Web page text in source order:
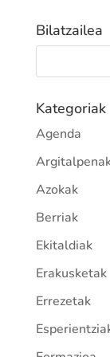
Bilatzailea
Kategoriak
Agenda
Azokak
Berriak
Ekitaldiak
Erakusketak
Errezetak